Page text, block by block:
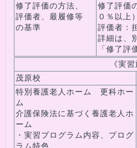
修了評価の方法、
評価者、最履修等
の基準
修了評価
０％以上）
評価者：
詳細は、
「修了評
《実習
茂原校
特別養護老人ホーム 更科ホー
ム
介護保険法に基づく養護老人ホ
ーム
・実習プログラム内容、プログ
ラム特色